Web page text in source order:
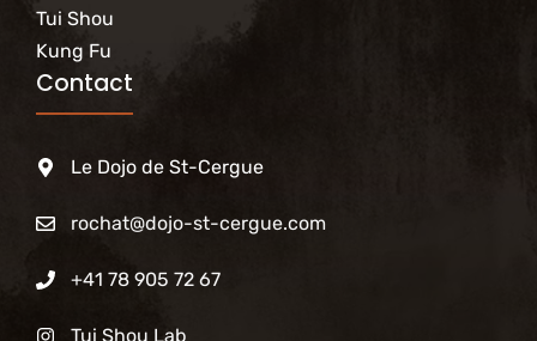
Tui Shou
Kung Fu
Contact
Le Dojo de St-Cergue
rochat@dojo-st-cergue.com
+41 78 905 72 67
Tui Shou Lab